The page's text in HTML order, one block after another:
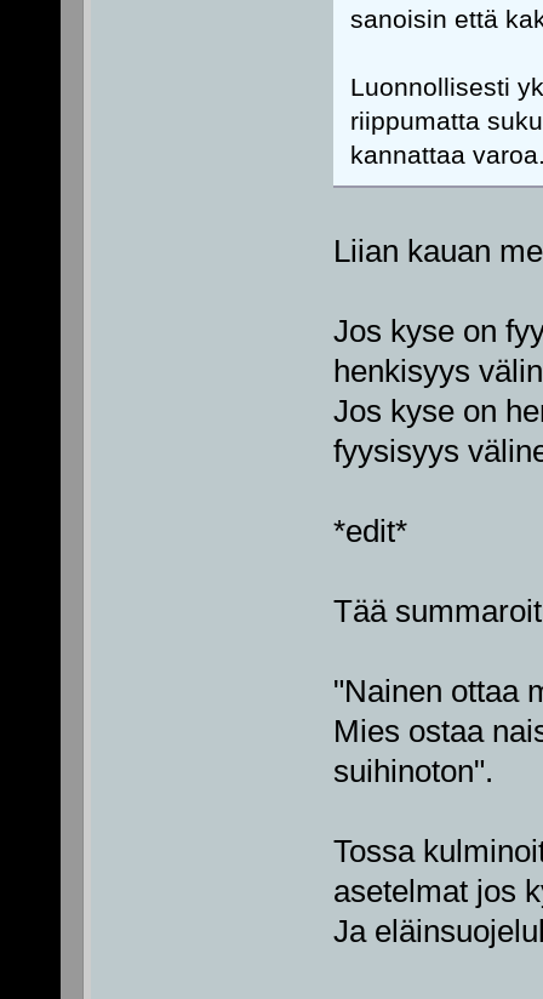
sanoisin että
Luonnollisesti
riippumatta
kannattaa
Liian kauan
Jos kyse on
henkisyys
Jos kyse on
fyysisyys
*edit*
Tää
"Nainen ottaa
Mies ostaa
suihinoton".
Tossa
asetelmat jos
Ja